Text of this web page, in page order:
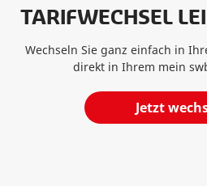
TARIFWECHSEL
Wechseln Sie ganz einfach in
direkt in Ihrem mein
Jetzt